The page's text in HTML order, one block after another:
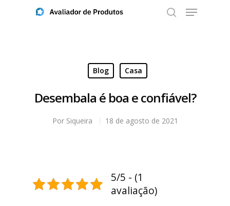
Aperte ENTER para buscar ou ESC para fechar
Blog Casa
Desembala é boa e confiável?
Por Siqueira 18 de agosto de 2021
5/5 - (1
avaliação)